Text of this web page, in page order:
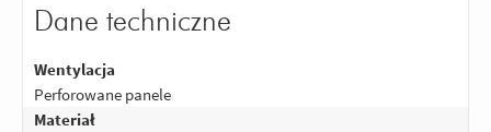
Dane techniczne
Wentylacja
Perforowane panele
Materiał